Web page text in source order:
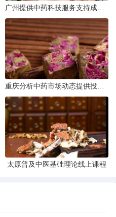
太原普及中医基础理论线上课程